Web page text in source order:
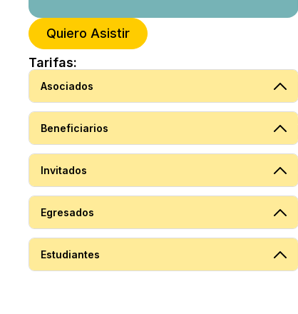
Quiero Asistir
Tarifas:
Asociados
Beneficiarios
Invitados
Egresados
Estudiantes